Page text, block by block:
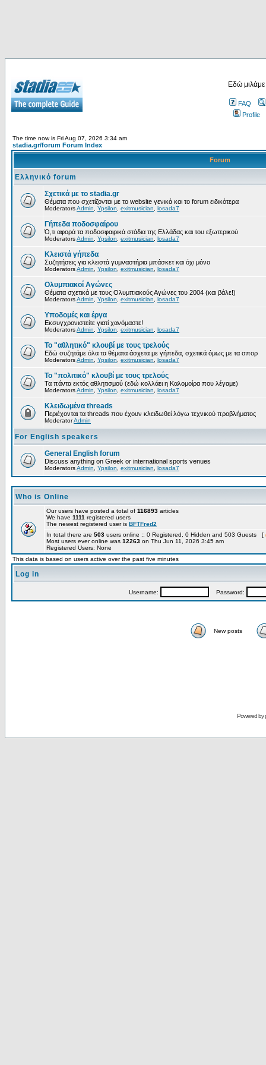
Εδώ
FAQ
Profile
The time now is Fri Aug 07, 2026 3:34 am
stadia.gr/forum Forum Index
Forum
Ελληνικό forum
Σχετικά με το stadia.gr
Θέματα που σχετίζονται με το website γενικά και το forum ειδικότερα
ModeratorsAdmin Ypsilon exitmusician losada7
Γήπεδα ποδοσφαίρου
Ό,τι αφορά τα ποδοσφαιρικά στάδια της Ελλάδας και του εξωτερικού
ModeratorsAdmin Ypsilon exitmusician losada7
Κλειστά γήπεδα
Συζητήσεις για κλειστά γυμναστήρια μπάσκετ και όχι μόνο
ModeratorsAdmin Ypsilon exitmusician losada7
Ολυμπιακοί Αγώνες
Θέματα σχετικά με τους Ολυμπιακούς Αγώνες του 2004 (και βάλε!)
ModeratorsAdmin Ypsilon exitmusician losada7
Υποδομές και έργα
Εκσυγχρονιστείτε γιατί χανόμαστε!
ModeratorsAdmin Ypsilon exitmusician losada7
Το "αθλητικό" κλουβί με τους τρελούς
Εδώ συζητάμε όλα τα θέματα άσχετα με γήπεδα, σχετικά όμως με τα σπορ
ModeratorsAdmin Ypsilon exitmusician losada7
Το "πολιτικό" κλουβί με τους τρελούς
Τα πάντα εκτός αθλητισμού (εδώ κολλάει η Καλομοίρα που λέγαμε)
ModeratorsAdmin Ypsilon exitmusician losada7
Κλειδωμένα threads
Περιέχονται τα threads που έχουν κλειδωθεί λόγω τεχνικού προβλήματος
ModeratorAdmin
For English speakers
General English forum
Discuss anything on Greek or international sports venues
ModeratorsAdmin Ypsilon exitmusician losada7
Who is Online
Our users have posted a total of 116893 articles
We have 1111 registered users
The newest registered user is BFTFred2
In total there are 503 users online :: 0 Registered, 0 Hidden and 503 Guests [
Most users ever online was 12263 on Thu Jun 11, 2026 3:45 am
Registered Users: None
This data is based on users active over the past five minutes
Log in
Username: Password:
New posts
Powered by